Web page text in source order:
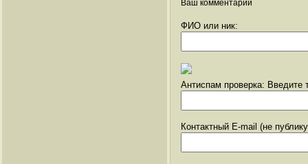
Ваш комментарий
ФИО или ник:
Антиспам проверка: Введите
Контактный E-mail (не